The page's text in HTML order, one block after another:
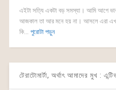
এইটা সত্যি একটা বড় সমস্যা। আমি আগে
আজকাল তা আর মনে হয় না। আসলে এরা
কি... পুরোটা পড়ুন
টেরাটোমার্টা, অর্থাৎ আমাদের মুখ :